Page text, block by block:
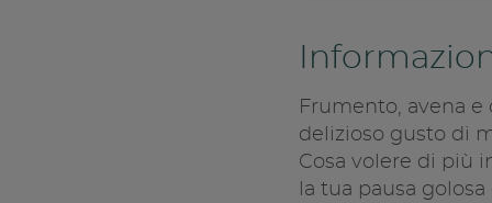
Frumento, avena
delizioso gusto di
Cosa volere di più
la tua pausa